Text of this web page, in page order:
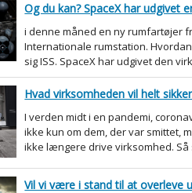
Og du kan? SpaceX har udgivet
i denne måned en ny rumfartøjer
Internationale rumstation.
sig ISS. SpaceX har udgivet den
Hvad virksomheden vil helt
I verden midt i en pandemi,
ikke kun om dem, der var smittet,
ikke længere drive virksomhed.
Vil vi være i stand til at overleve